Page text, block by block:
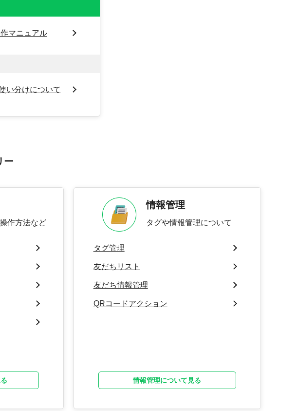
マニュアル
い分けについて
ー
作方法など
情報管理
タグや情報管理について
タグ管理
友だちリスト
友だち情報管理
QRコードアクション
情報管理について見る